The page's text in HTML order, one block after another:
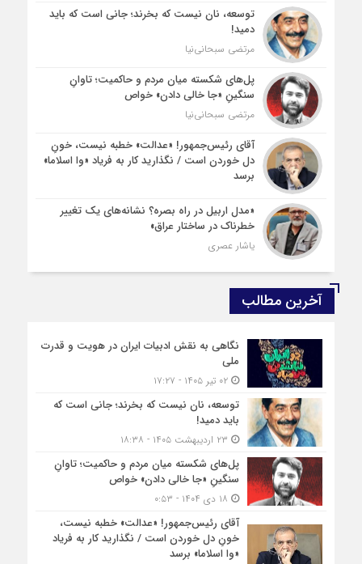
توسعه، نان نیست که بخرند؛ جانی است که باید
دمید!
مرتضی سبحانی‌نیا
پل‌های شکسته میان مردم و حاکمیت؛ تاوانِ
سنگینِ «جا خالی دادن» خواص
مرتضی سبحانی‌نیا
آقای رئیس‌جمهور! «عدالت» خطبه نیست، خونِ
دل خوردن است / نگذارید کار به فریاد «وا اسلاما»
برسد
«مدل اربیل در راه بصره؟ نشانه‌های یک تغییر
خطرناک در ساختار عراق»
یاشار عصری
آخرین مطالب
نگاهی به نقش ادبیات ایران در هویت و قدرت
ملی
۰۲ تیر ۱۴۰۵ - ۱۷:۲۷
توسعه، نان نیست که بخرند؛ جانی است که
باید دمید!
پل‌های شکسته میان مردم و حاکمیت؛ تاوانِ
سنگینِ «جا خالی دادن» خواص
آقای رئیس‌جمهور! «عدالت» خطبه نیست،
خونِ دل خوردن است / نگذارید کار به فریاد
«وا اسلاما» برسد